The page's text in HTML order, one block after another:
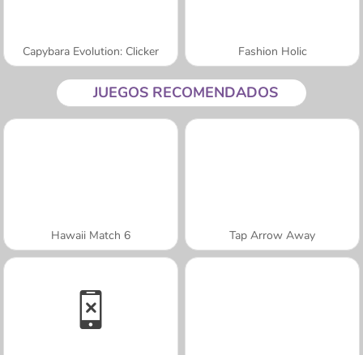
Capybara Evolution: Clicker Fashion Holic
JUEGOS RECOMENDADOS
Hawaii Match 6 Tap Arrow Away